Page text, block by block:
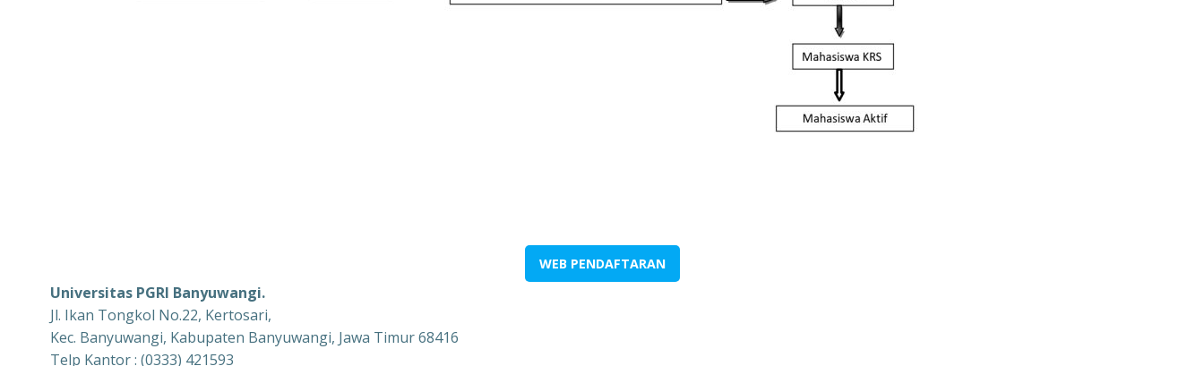
WEB PENDAFTARAN
Universitas PGRI Banyuwangi.
Jl. Ikan Tongkol No.22, Kertosari,
Kec. Banyuwangi, Kabupaten Banyuwangi, Jawa Timur 68416
Telp Kantor : (0333) 421593